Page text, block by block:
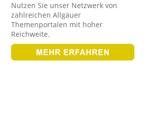
Nutzen Sie unser Netzwerk von
zahlreichen Allgäuer
Themenportalen mit hoher
Reichweite.